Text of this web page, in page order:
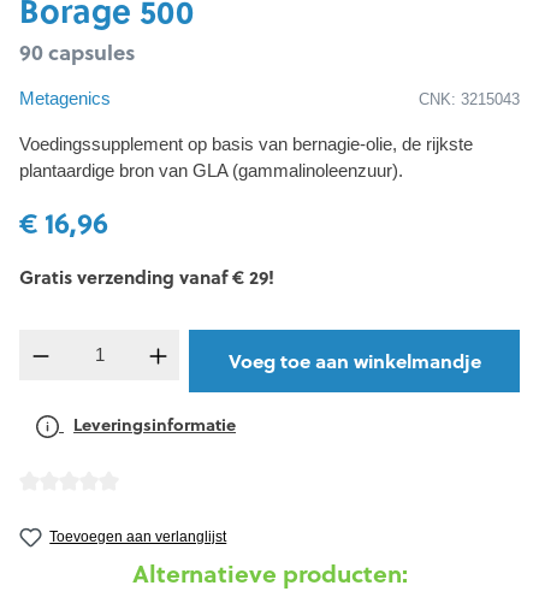
Borage 500
90 capsules
Metagenics CNK: 3215043
Voedingssupplement op basis van bernagie-olie, de rijkste
plantaardige bron van GLA (gammalinoleenzuur).
€ 16,96
Gratis verzending vanaf € 29!
component.product.quantitySelect.legend
Voeg toe aan winkelmandje
Leveringsinformatie
Toevoegen aan verlanglijst
Alternatieve producten: